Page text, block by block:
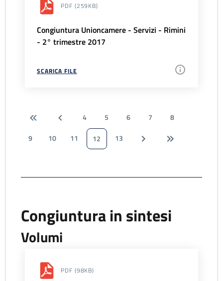
PDF (259KB)
Congiuntura Unioncamere - Servizi - Rimini
- 2° trimestre 2017
SCARICA FILE
4 5 6 7
8
9
10 11 12 13
Congiuntura in sintesi
Volumi
PDF (98KB)